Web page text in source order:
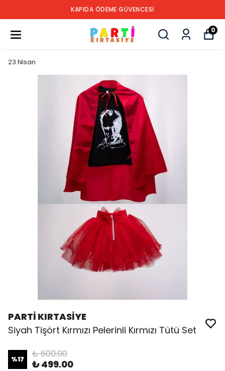
KAPIDA ÖDEME GÜVENCESİ
0
23 Nisan
PARTİ KIRTASİYE
Siyah Tişört Kırmızı Pelerinli Kırmızı Tütü Set
%17 ₺ 600.00
₺ 499.00